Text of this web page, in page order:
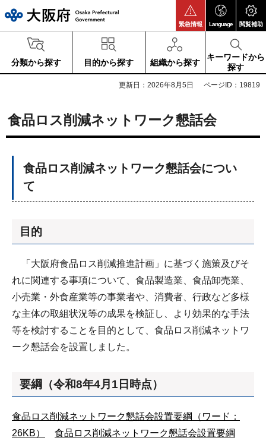
緊急情報 Language 閲覧補助
分類から探す 目的から探す 組織から探す
キーワードから
探す
更新日：2026年8月5日 ページID：19819
食品ロス削減ネットワーク懇話会
食品ロス削減ネットワーク懇話会につい
て
目的
「大阪府食品ロス削減推進計画」に基づく施策及びそ
れに関連する事項について、食品製造業、食品卸売業、
小売業・外食産業等の事業者や、消費者、行政など多様
な主体の取組状況等の成果を検証し、より効果的な手法
等を検討することを目的として、食品ロス削減ネットワ
ーク懇話会を設置しました。
要綱（令和8年4月1日時点）
食品ロス削減ネットワーク懇話会設置要綱（ワード：
26KB）
食品ロス削減ネットワーク懇話会設置要綱